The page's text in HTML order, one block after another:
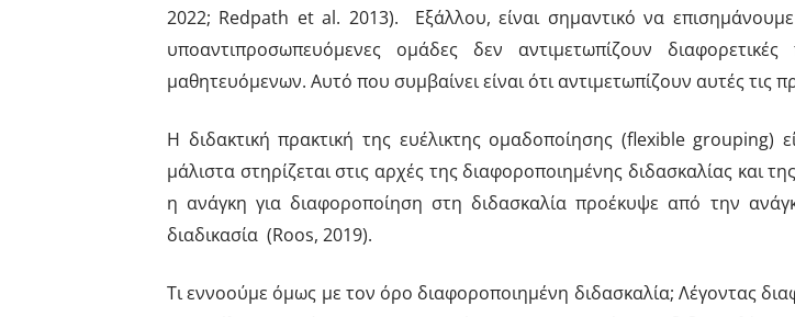
2022; Redpath et al. 2013). Εξάλλου, είναι σημαντικό να
υποαντιπροσωπευόμενες ομάδες δεν αντιμετωπίζουν
μαθητευόμενων. Αυτό που συμβαίνει είναι ότι αντιμετωπίζουν αυτές τις
Η διδακτική πρακτική της ευέλικτης ομαδοποίησης (flexible grouping)
μάλιστα στηρίζεται στις αρχές της διαφοροποιημένης διδασκαλίας και
η ανάγκη για διαφοροποίηση στη διδασκαλία προέκυψε από την
διαδικασία (Roos, 2019).
Τι εννοούμε όμως με τον όρο διαφοροποιημένη διδασκαλία; Λέγοντας